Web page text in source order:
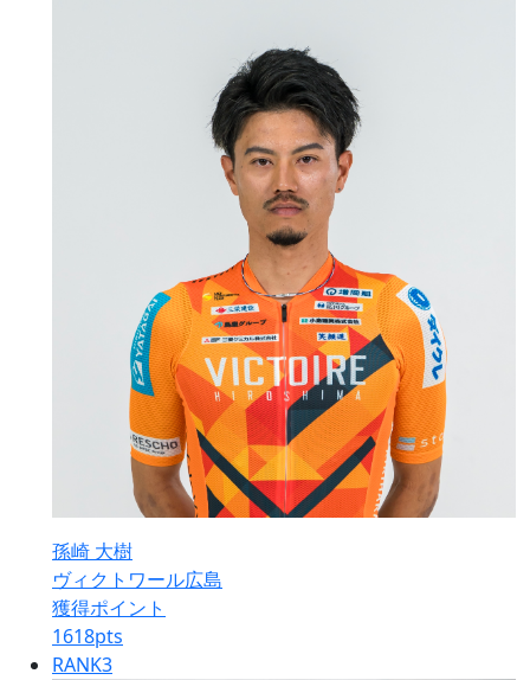
孫崎 大樹
ヴィクトワール広島
獲得ポイント
1618pts
RANK3